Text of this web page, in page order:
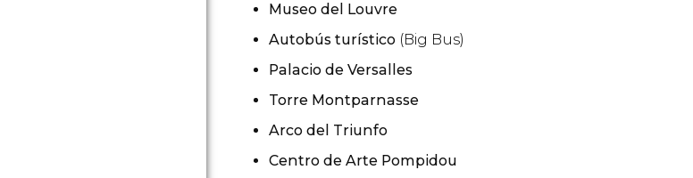
Museo del Louvre
Autobús turístico (Big Bus)
Palacio de Versalles
Torre Montparnasse
Arco del Triunfo
Centro de Arte Pompidou